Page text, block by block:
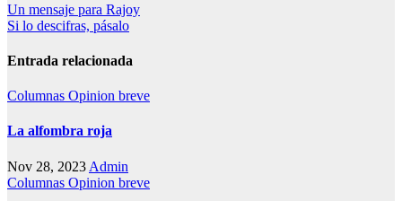
Un mensaje para Rajoy
Si lo descifras, pásalo
Entrada relacionada
Columnas Opinion breve
La alfombra roja
Nov 28, 2023 Admin
Columnas Opinion breve